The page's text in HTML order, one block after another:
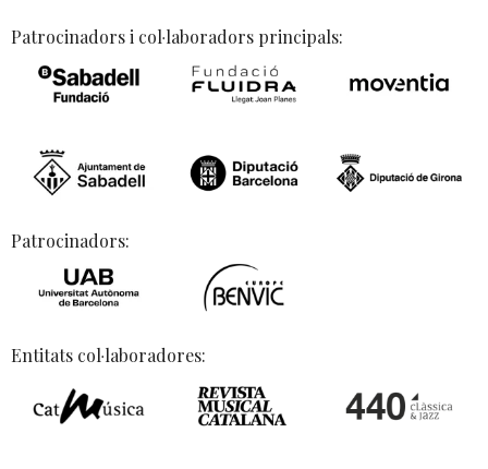
Patrocinadors i col·laboradors principals:
Patrocinadors:
Entitats col·laboradores: